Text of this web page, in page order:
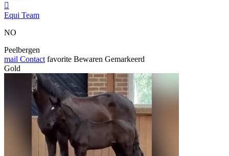

Equi Team
NO
Peelbergen
mail Contact favorite Bewaren Gemarkeerd
Gold